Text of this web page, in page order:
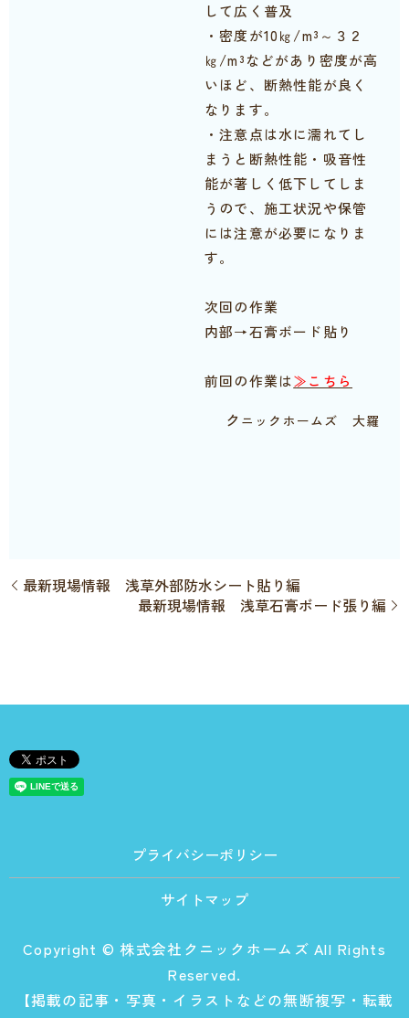
して広く普及
・密度が10㎏/m³～３２
㎏/m³などがあり密度が高
いほど、断熱性能が良く
なります。
・注意点は水に濡れてし
まうと断熱性能・吸音性
能が著しく低下してしま
うので、施工状況や保管
には注意が必要になりま
す。
次回の作業
内部→石膏ボード貼り
前回の作業は≫こちら
ク ニックホームズ 大羅
最新現場情報 浅草外部防水シート貼り編
最新現場情報 浅草石膏ボード張り編
プライバシーポリシー
サイトマップ
Copyright © 株式会社クニックホームズ All Rights
Reserved.
【掲載の記事・写真・イラストなどの無断複写・転載